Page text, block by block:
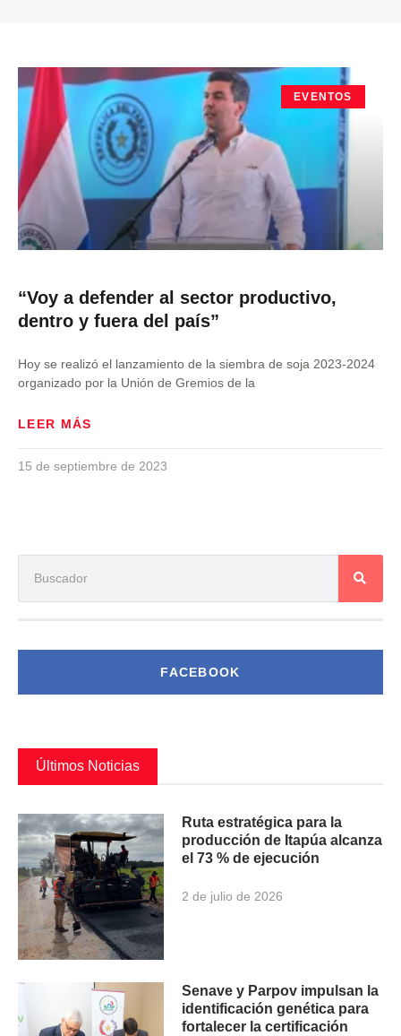
EVENTOS
“Voy a defender al sector productivo,
dentro y fuera del país”
Hoy se realizó el lanzamiento de la siembra de soja 2023-2024
organizado por la Unión de Gremios de la
LEER MÁS
15 de septiembre de 2023
FACEBOOK
Últimos Noticias
Ruta estratégica para la
producción de Itapúa alcanza
el 73 % de ejecución
2 de julio de 2026
Senave y Parpov impulsan la
identificación genética para
fortalecer la certificación